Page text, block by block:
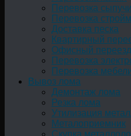
Перевозка
Перевозка
Доставка песка
Квартирный
Офисный переезд
Перевозка
Перевозка
Вывоз лома
Демонтаж лома
Резка лома
Утилизация
Металоприемник
Скупка